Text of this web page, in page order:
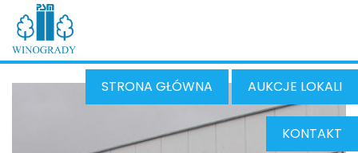
STRONA GŁÓWNA AUKCJE LOKALI
KONTAKT